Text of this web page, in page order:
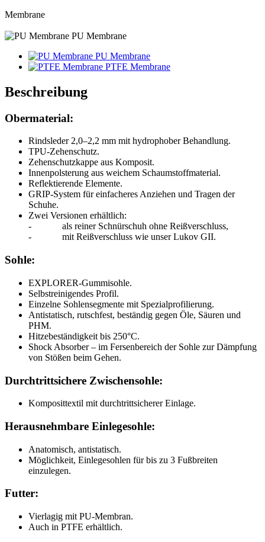
Membrane
PU Membrane
PU Membrane
PTFE Membrane
Beschreibung
Obermaterial:
Rindsleder 2,0–2,2 mm mit hydrophober Behandlung.
TPU-Zehenschutz.
Zehenschutzkappe aus Komposit.
Innenpolsterung aus weichem Schaumstoffmaterial.
Reflektierende Elemente.
GRIP-System für einfacheres Anziehen und Tragen der
Schuhe.
Zwei Versionen erhältlich:
- als reiner Schnürschuh ohne Reißverschluss,
- mit Reißverschluss wie unser Lukov GII.
Sohle:
EXPLORER-Gummisohle.
Selbstreinigendes Profil.
Einzelne Sohlensegmente mit Spezialprofilierung.
Antistatisch, rutschfest, beständig gegen Öle, Säuren und
PHM.
Hitzebeständigkeit bis 250°C.
Shock Absorber – im Fersenbereich der Sohle zur Dämpfung
von Stößen beim Gehen.
Durchtrittsichere Zwischensohle:
Komposittextil mit durchtrittsicherer Einlage.
Herausnehmbare Einlegesohle:
Anatomisch, antistatisch.
Möglichkeit, Einlegesohlen für bis zu 3 Fußbreiten
einzulegen.
Futter:
Vierlagig mit PU-Membran.
Auch in PTFE erhältlich.